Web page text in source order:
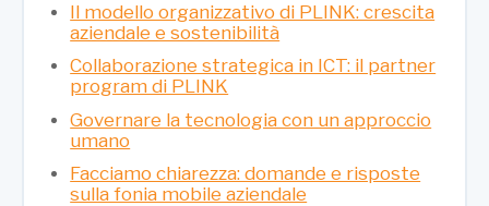
Il modello organizzativo di PLINK: crescita
aziendale e sostenibilità
Collaborazione strategica in ICT: il partner
program di PLINK
Governare la tecnologia con un approccio
umano
Facciamo chiarezza: domande e risposte
sulla fonia mobile aziendale